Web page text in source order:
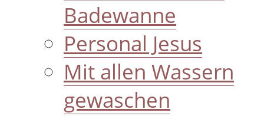
Badewanne
Personal Jesus
Mit allen Wassern
gewaschen